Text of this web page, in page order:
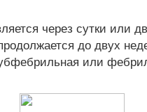
через сутки или
до двух
или